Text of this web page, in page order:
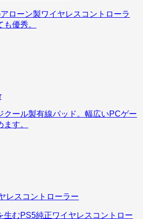
ローン製ワイヤレスコントローラ
優秀。
クール製有線パッド。幅広いPCゲー
す。
レスコントローラー
生むPS5純正ワイヤレスコントロー